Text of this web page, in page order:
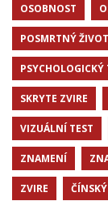
OSOBNOST
POSMRTNÝ ŽIVOT
PSYCHOLOGICKÝ
SKRYTE ZVIRE
VIZUÁLNÍ TEST
ZNAMENÍ
ZVIRE